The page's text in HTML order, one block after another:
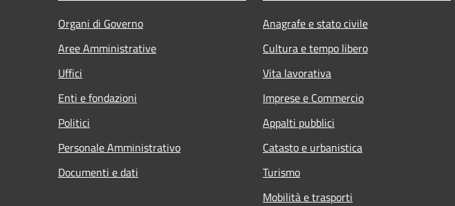
Organi di Governo
Aree Amministrative
Uffici
Enti e fondazioni
Politici
Personale Amministrativo
Documenti e dati
Anagrafe e stato civile
Cultura e tempo libero
Vita lavorativa
Imprese e Commercio
Appalti pubblici
Catasto e urbanistica
Turismo
Mobilità e trasporti